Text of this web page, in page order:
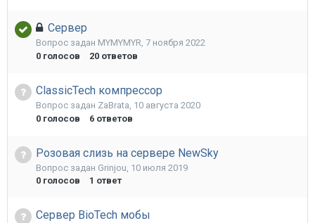
Сервер
Вопрос задан MYMYMYR, 7 ноября 2022
0 голосов 20 ответов
ClassicTech компрессор
Вопрос задан ZaBrata, 10 августа 2020
0 голосов 6 ответов
Розовая слизь на сервере NewSky
Вопрос задан Grinjou 10 июля 2019
0 голосов 1 ответ
Сервер BioTech мобы